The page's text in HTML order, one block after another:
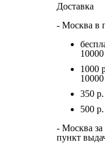
Доставка
- Москва в
1000
350
500
- Москва
пункт